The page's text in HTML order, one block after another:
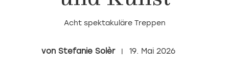
Acht spektakuläre Treppen
Stefanie Solèr 19. Mai 2026